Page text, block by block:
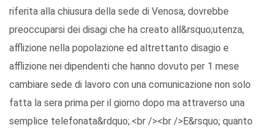
riferita alla chiusura della sede di Venosa, dovrebbe
preoccuparsi dei disagi che ha creato all&rsquo;utenza,
afflizione nella popolazione ed altrettanto disagio e
afflizione nei dipendenti che hanno dovuto per 1 mese
cambiare sede di lavoro con una comunicazione non solo
fatta la sera prima per il giorno dopo ma attraverso una
semplice telefonata&rdquo;.<br /><br />E&rsquo; quanto